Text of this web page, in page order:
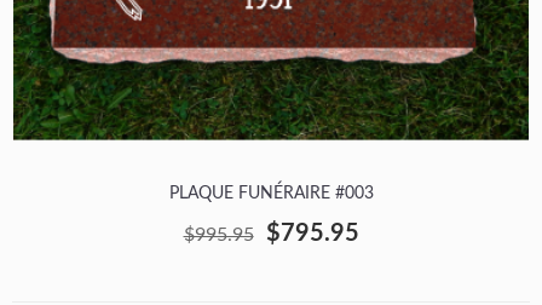
PLAQUE FUNÉRAIRE #003
$995.95 $795.95